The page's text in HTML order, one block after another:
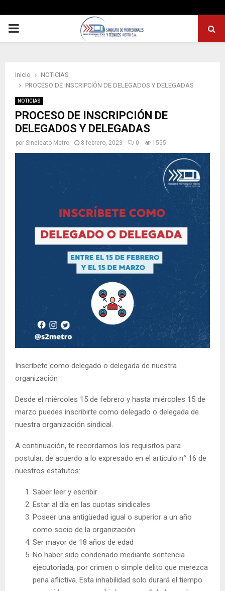
PRIMARY
Inicio
NOTICIAS
PROCESO DE INSCRIPCIÓN DE DELEGADOS Y DELEGADAS
NOTICIAS
PROCESO DE INSCRIPCIÓN DE
DELEGADOS Y DELEGADAS
por Sindicato Metro 8 febrero, 2023 0 1555
Inscríbete como delegado o delegada de nuestra
organización
Desde el miércoles 15 de febrero y hasta miércoles 15 de
marzo puedes inscribirte como delegado o delegada de
nuestra organización sindical.
A continuación, te recordamos los requisitos para
postular, de acuerdo a lo expresado en el artículo n° 16 de
nuestros estatutos:
Saber leer y escribir
Estar al día en las cuotas sindicales
Poseer una antigüedad igual o superior a un año
como socio de la organización
Ser mayor de 18 años de edad
No haber sido condenado mediante sentencia
ejecutoriada, por crimen o simple delito que merezca
pena aflictiva. Esta inhabilidad solo durará el tiempo